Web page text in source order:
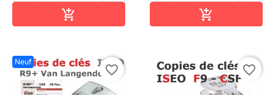
 
Neuf
favorite_border favorite_border